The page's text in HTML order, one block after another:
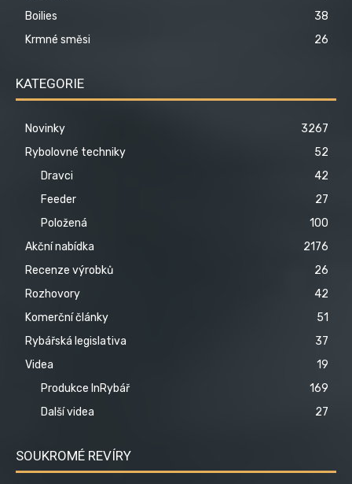
Boilies
38
Krmné směsi
26
KATEGORIE
Novinky
3267
Rybolovné techniky
52
Dravci
42
Feeder
27
Položená
100
Akční nabídka
2176
Recenze výrobků
26
Rozhovory
42
Komerční články
51
Rybářská legislativa
37
Videa
19
Produkce InRybář
169
Další videa
27
SOUKROMÉ REVÍRY